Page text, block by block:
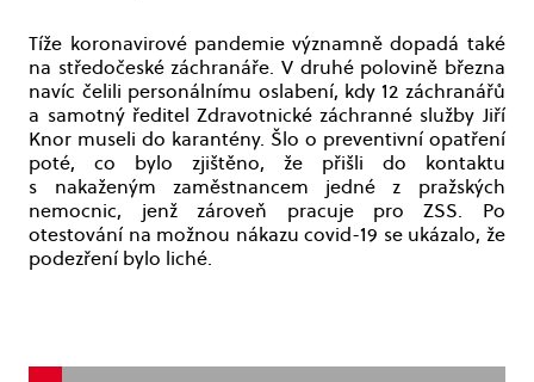
Tíže koronavirové pandemie významně dopadá také
na středočeské záchranáře. V druhé polovině března
navíc čelili personálnímu oslabení, kdy 12 záchranářů
a samotný ředitel Zdravotnické záchranné služby Jiří
Knor museli do karantény. Šlo o preventivní opatření
poté, co bylo zjištěno, že přišli do kontaktu
s nakaženým zaměstnancem jedné z pražských
nemocnic, jenž zároveň pracuje pro ZSS. Po
otestování na možnou nákazu covid-19 se ukázalo, že
podezření bylo liché.